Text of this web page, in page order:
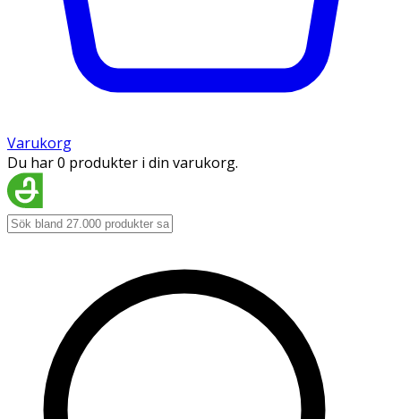
Varukorg
Du har 0 produkter i din varukorg.